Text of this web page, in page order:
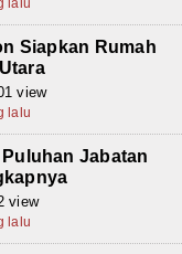
Siapkan Rumah
view
lalu
Jabatan
view
lalu